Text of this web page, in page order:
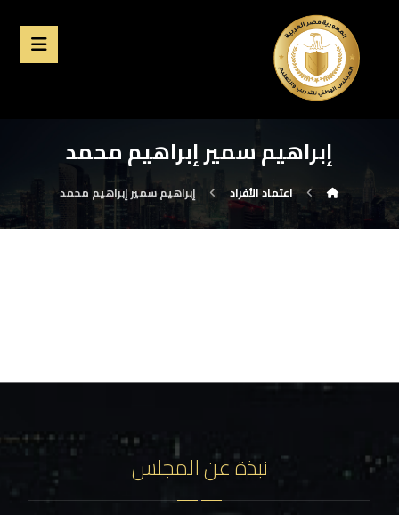
إبراهيم سمير إبراهيم محمد
اعتماد الأفراد إبراهيم سمير إبراهيم محمد
نبذة عن المجلس